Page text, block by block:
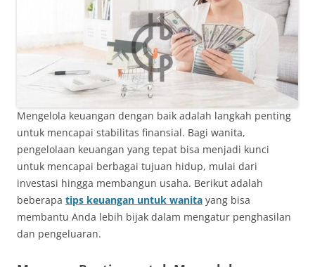
Mengelola keuangan dengan baik adalah langkah penting
untuk mencapai stabilitas finansial. Bagi wanita,
pengelolaan keuangan yang tepat bisa menjadi kunci
untuk mencapai berbagai tujuan hidup, mulai dari
investasi hingga membangun usaha. Berikut adalah
beberapa tips keuangan untuk wanita yang bisa
membantu Anda lebih bijak dalam mengatur penghasilan
dan pengeluaran.